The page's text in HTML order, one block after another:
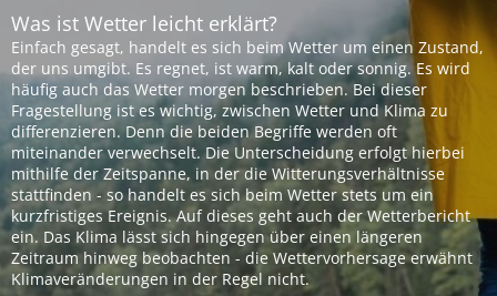
Was ist Wetter leicht erklärt?
Einfach gesagt, handelt es sich beim Wetter um einen Zustand,
der uns umgibt. Es regnet, ist warm, kalt oder sonnig. Es wird
häufig auch das Wetter morgen beschrieben. Bei dieser
Fragestellung ist es wichtig, zwischen Wetter und Klima zu
differenzieren. Denn die beiden Begriffe werden oft
miteinander verwechselt. Die Unterscheidung erfolgt hierbei
mithilfe der Zeitspanne, in der die Witterungsverhältnisse
stattfinden - so handelt es sich beim Wetter stets um ein
kurzfristiges Ereignis. Auf dieses geht auch der Wetterbericht
ein. Das Klima lässt sich hingegen über einen längeren
Zeitraum hinweg beobachten - die Wettervorhersage erwähnt
Klimaveränderungen in der Regel nicht.